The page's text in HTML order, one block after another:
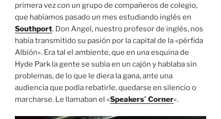
primera vez con un grupo de compañeros de colegio,
que habíamos pasado un mes estudiando inglés en
Southport. Don Angel, nuestro profesor de inglés, nos
había transmitido su pasión por la capital de la «pérfida
Albión». Era tal el ambiente, que en una esquina de
Hyde Park la gente se subía en un cajón y hablaba sin
problemas, de lo que le diera la gana, ante una
audiencia que podía rebatirle, quedarse en silencio o
marcharse. Le llamaban el «Speakers´ Corner«.